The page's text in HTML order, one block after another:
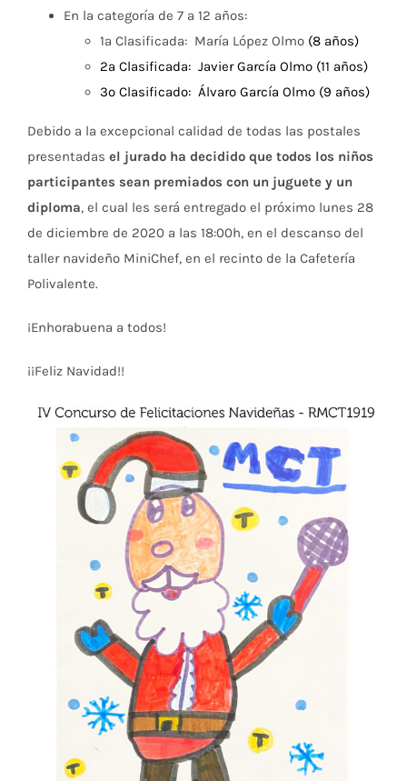
En la categoría de 7 a 12 años:
1ª Clasificada: María López Olmo (8 años)
2ª Clasificada: Javier García Olmo (11 años)
3º Clasificado: Álvaro García Olmo (9 años)
Debido a la excepcional calidad de todas las postales
presentadas el jurado ha decidido que todos los niños
participantes sean premiados con un juguete y un
diploma, el cual les será entregado el próximo lunes 28
de diciembre de 2020 a las 18:00h, en el descanso del
taller navideño MiniChef, en el recinto de la Cafetería
Polivalente.
¡Enhorabuena a todos!
¡¡Feliz Navidad!!